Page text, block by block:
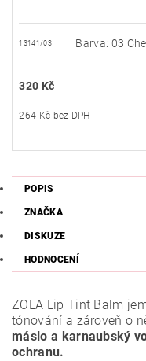
13141/03 Barva: 03
320 Kč
264 Kč bez DPH
POPIS
ZNAČKA
DISKUZE
HODNOCENÍ
ZOLA Lip Tint Balm
tónování a zároveň o
máslo a karnaubský
ochranu.